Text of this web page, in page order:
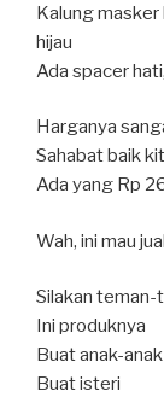
Kalung
hijau
Ada spacer
Harganya
Sahabat baik
Ada yang Rp
Wah, ini mau
Silakan teman-
Ini produknya
Buat anak-
Buat isteri